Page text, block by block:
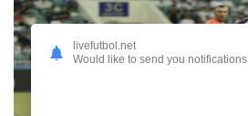
livefutbol.net
Would like to send you notifications